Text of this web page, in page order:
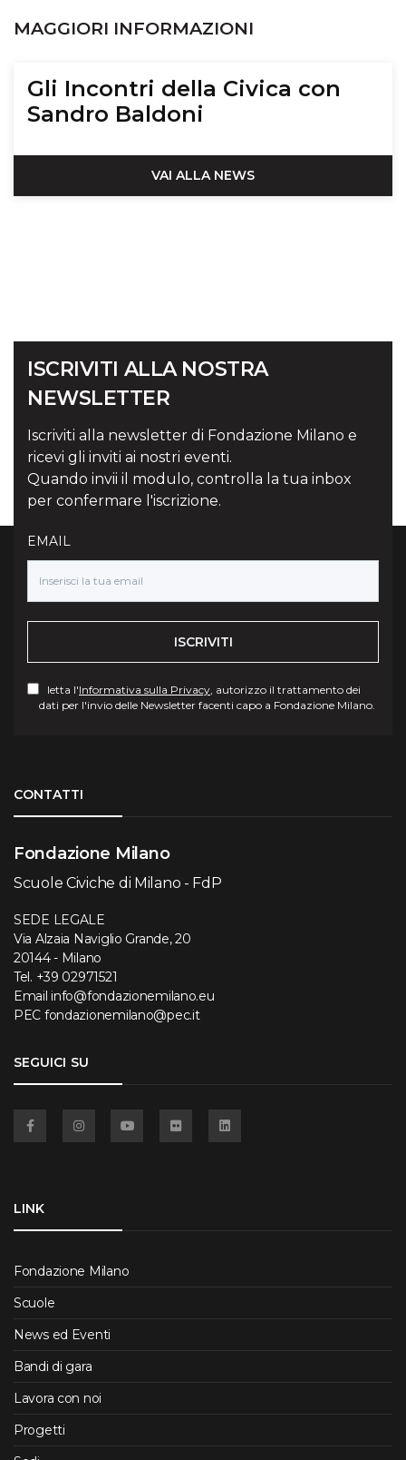
MAGGIORI INFORMAZIONI
Gli Incontri della Civica con
Sandro Baldoni
VAI ALLA NEWS
ISCRIVITI ALLA NOSTRA
NEWSLETTER
Iscriviti alla newsletter di Fondazione Milano e
ricevi gli inviti ai nostri eventi.
Quando invii il modulo, controlla la tua inbox
per confermare l'iscrizione.
EMAIL
ISCRIVITI
letta l'Informativa sulla Privacy , autorizzo il trattamento dei
dati per l'invio delle Newsletter facenti capo a Fondazione Milano.
CONTATTI
Fondazione Milano
Scuole Civiche di Milano - FdP
SEDE LEGALE
Via Alzaia Naviglio Grande, 20
20144 - Milano
Tel. +39 02971521
Email info@fondazionemilano.eu
PEC fondazionemilano@pec.it
SEGUICI SU
LINK
Fondazione Milano
Scuole
News ed Eventi
Bandi di gara
Lavora con noi
Progetti